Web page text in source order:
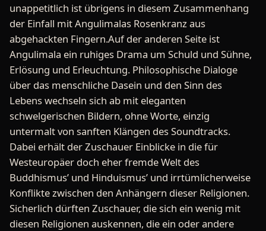
unappetitlich ist übrigens in diesem Zusammenhang
der Einfall mit Angulimalas Rosenkranz aus
abgehackten Fingern.Auf der anderen Seite ist
Angulimala ein ruhiges Drama um Schuld und Sühne,
Erlösung und Erleuchtung. Philosophische Dialoge
über das menschliche Dasein und den Sinn des
Lebens wechseln sich ab mit eleganten
schwelgerischen Bildern, ohne Worte, einzig
untermalt von sanften Klängen des Soundtracks.
Dabei erhält der Zuschauer Einblicke in die für
Westeuropäer doch eher fremde Welt des
Buddhismus’ und Hinduismus’ und irrtümlicherweise
Konflikte zwischen den Anhängern dieser Religionen.
Sicherlich dürften Zuschauer, die sich ein wenig mit
diesen Religionen auskennen, die ein oder andere